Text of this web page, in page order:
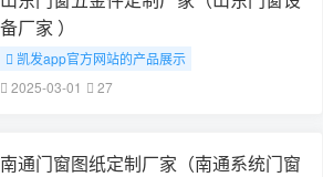
备厂家 ）
凯发app官方网站的产品展示
# 山东门窗五金件定制厂家
2025-03-01 27
南通门窗图纸定制厂家（南通系统门窗